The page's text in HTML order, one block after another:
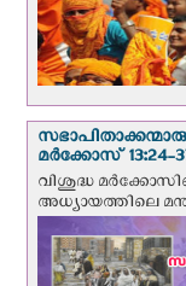
മര്‍ക്കോസ് 13:24-
വിശുദ്ധ
അധ്യായത്തിലെ